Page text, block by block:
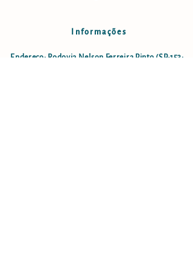
Informações
Endereço: Rodovia Nelson Ferreira Pinto (SP-153;